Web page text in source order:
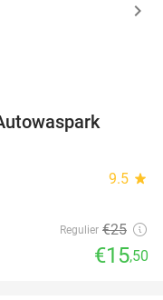
9.5 star
Regulier €25
€15,50